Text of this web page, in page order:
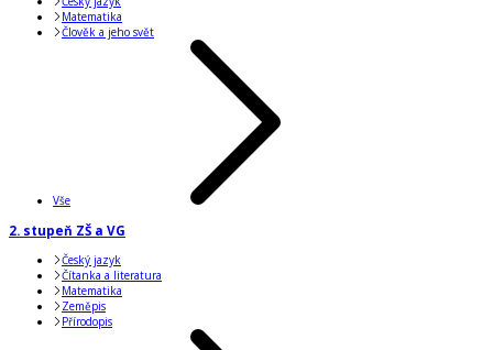
Matematika
Člověk a jeho svět
Vše
2. stupeň ZŠ a VG
Český jazyk
Čítanka a literatura
Matematika
Zeměpis
Přírodopis